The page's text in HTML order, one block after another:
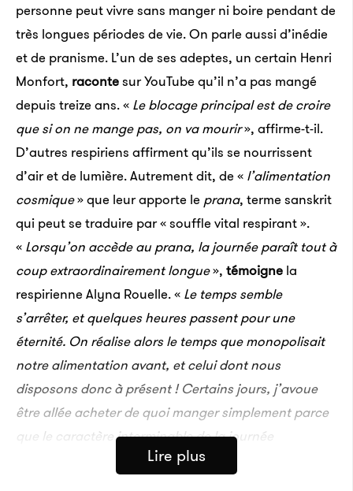
personne peut vivre sans manger ni boire pendant de
très longues périodes de vie. On parle aussi d’inédie
et de pranisme. L’un de ses adeptes, un certain Henri
Monfort, racontesur YouTube qu’il n’a pas mangé
depuis treize ans. « Le blocage principal est de croire
que si on ne mange pas, on va mourir», affirme-t-il.
D’autres respiriens affirment qu’ils se nourrissent
d’air et de lumière. Autrement dit, de « l’alimentation
cosmique» que leur apporte le prana, terme sanskrit
qui peut se traduire par « souffle vital respirant ».
« Lorsqu’on accède au prana, la journée paraît tout à
coup extraordinairement longue», témoigne la
respirienne Alyna Rouelle. « Le temps semble
s’arrêter, et quelques heures passent pour une
éternité. On réalise alors le temps que monopolisait
notre alimentation avant, et celui dont nous
disposons donc à présent ! Certains jours, j’avoue
être allée acheter de quoi manger simplement parce
que le caractère interminable de la journée
m’intimidait ou, encore plus absurde, parce que le
Lire plus